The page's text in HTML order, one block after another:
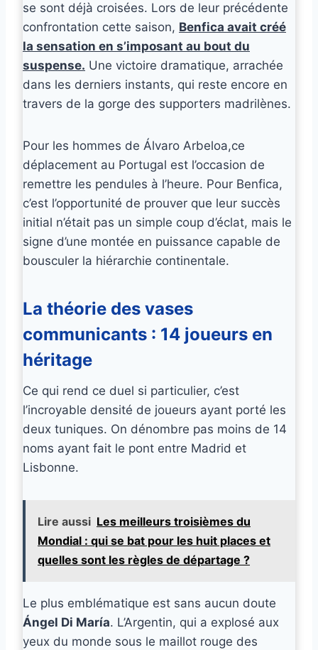
se sont déjà croisées. Lors de leur précédente
confrontation cette saison, Benfica avait créé
la sensation en s’imposant au bout du
suspense. Une victoire dramatique, arrachée
dans les derniers instants, qui reste encore en
travers de la gorge des supporters madrilènes.
Pour les hommes de Álvaro Arbeloa,ce
déplacement au Portugal est l’occasion de
remettre les pendules à l’heure. Pour Benfica,
c’est l’opportunité de prouver que leur succès
initial n’était pas un simple coup d’éclat, mais le
signe d’une montée en puissance capable de
bousculer la hiérarchie continentale.
La théorie des vases
communicants : 14 joueurs en
héritage
Ce qui rend ce duel si particulier, c’est
l’incroyable densité de joueurs ayant porté les
deux tuniques. On dénombre pas moins de 14
noms ayant fait le pont entre Madrid et
Lisbonne.
Lire aussi Les meilleurs troisièmes du
Mondial : qui se bat pour les huit places et
quelles sont les règles de départage ?
Le plus emblématique est sans aucun doute
Ángel Di María. L’Argentin, qui a explosé aux
yeux du monde sous le maillot rouge des